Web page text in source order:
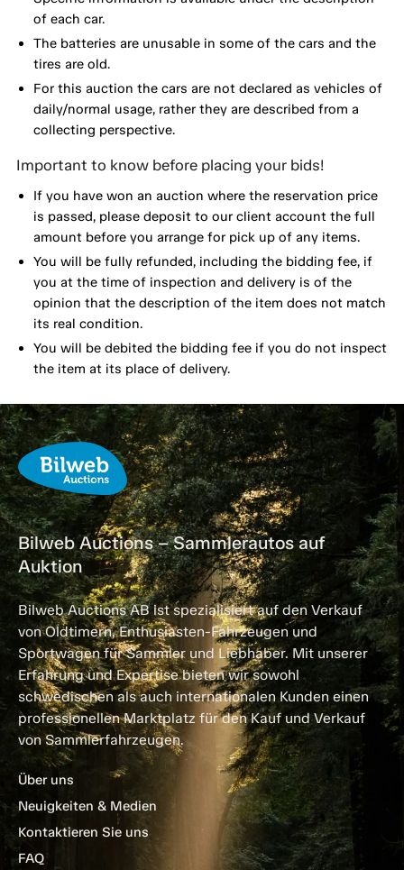
of each car.
The batteries are unusable in some of the cars and the
tires are old.
For this auction the cars are not declared as vehicles of
daily/normal usage, rather they are described from a
collecting perspective.
Important to know before placing your bids!
If you have won an auction where the reservation price
is passed, please deposit to our client account the full
amount before you arrange for pick up of any items.
You will be fully refunded, including the bidding fee, if
you at the time of inspection and delivery is of the
opinion that the description of the item does not match
its real condition.
You will be debited the bidding fee if you do not inspect
the item at its place of delivery.
Bilweb Auctions – Sammlerautos auf
Auktion
Bilweb Auctions AB ist spezialisiert auf den Verkauf
von Oldtimern, Enthusiasten-Fahrzeugen und
Sportwagen für Sammler und Liebhaber. Mit unserer
Erfahrung und Expertise bieten wir sowohl
schwedischen als auch internationalen Kunden einen
professionellen Marktplatz für den Kauf und Verkauf
von Sammlerfahrzeugen.
Über uns
Neuigkeiten & Medien
Kontaktieren Sie uns
FAQ